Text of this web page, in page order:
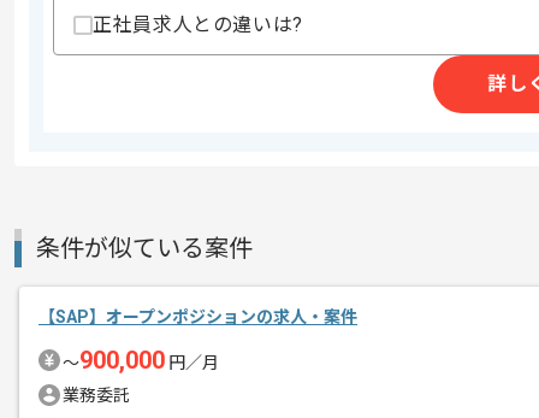
エージェントからのコ
SAPの経験を活かすことができます。
ご経験と実績に応じて別案件のご提案
新しいアイディアや技術を積極的に導入
正社員求人との違いは?
詳し
条件が似ている案件
【SAP】オープンポジションの求人・案件
〜900,000 円／月
業務委託